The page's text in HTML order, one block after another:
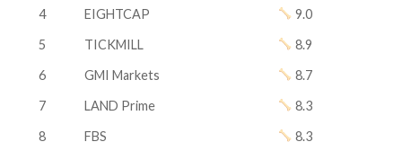
4
EIGHTCAP
9.0
5
TICKMILL
8.9
6
GMI Markets
8.7
7
LAND Prime
8.3
8
FBS
8.3